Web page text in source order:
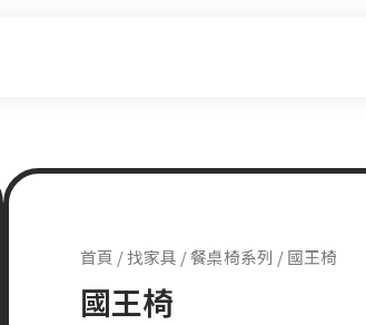
首頁 /找家具 /餐桌椅系列 / 國王椅
國王椅